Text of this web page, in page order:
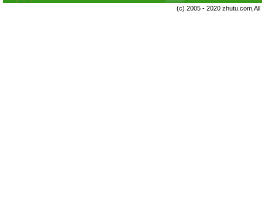
(c) 2005 - 2020